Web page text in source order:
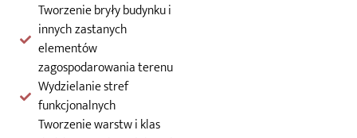
Tworzenie bryły budynku i
innych zastanych
elementów
zagospodarowania terenu
Wydzielanie stref
funkcjonalnych
Tworzenie warstw i klas